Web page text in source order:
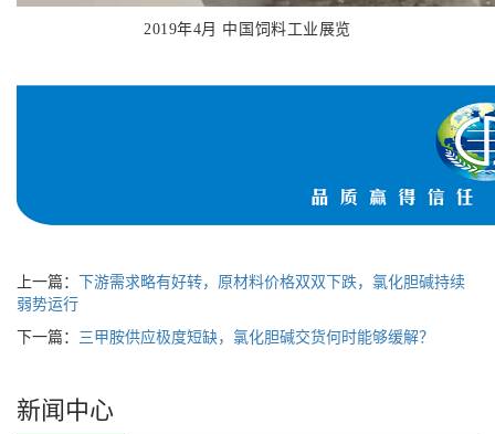
2019年4月 中国饲料工业展览
上一篇： 下游需求略有好转，原材料价格双双下跌，氯化胆碱持续
弱势运行
下一篇： 三甲胺供应极度短缺，氯化胆碱交货何时能够缓解？
新闻中心